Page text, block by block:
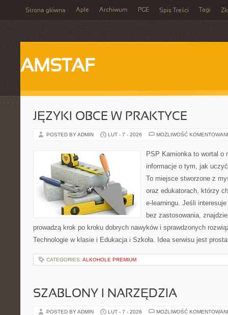
Strona główna Aple Archiwum PGE Spis Treści Tagi
AMSTAF
JĘZYKI OBCE W PRAKTYCE
POSTED BY ADMIN LUT - 7 - 2026 MOŻLIWOŚĆ
PSP Kamionka to wortal o
informacje o tym, jak
To miejsce stworzone z
oraz edukatorach, którzy
e-learningu. Jeśli
bez zastosowania,
prowadzą krok po kroku dobrych nawyków i sprawdzonych
Technologie w klasie i Edukacja i Szkoła. Idea serwisu jest
CATEGORIES: ALKOHOLE PREMIUM
SZABLONY I NARZĘDZIA
POSTED BY ADMIN LUT - 7 - 2026 MOŻLIWOŚĆ